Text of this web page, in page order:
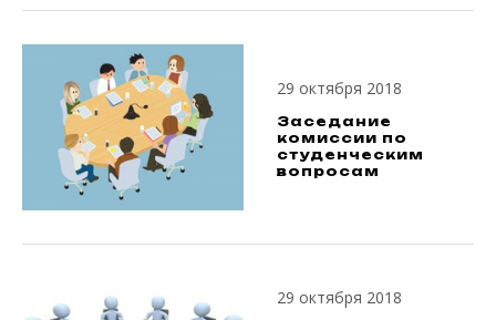
29 октября 2018
Заседание
комиссии по
студенческим
вопросам
29 октября 2018